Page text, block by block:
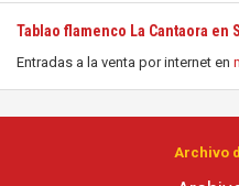
Tablao flamenco La Cantaora en
Entradas a la venta por internet en
Archivo